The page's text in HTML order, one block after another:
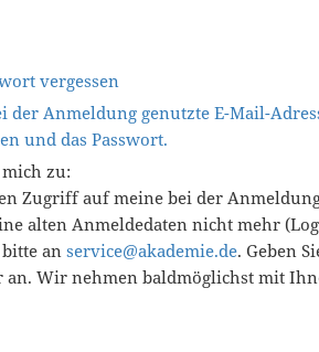
vergessen
der Anmeldung genutzte E-Mail-
und das Passwort.
zu:
Zugriff auf meine bei der
alten Anmeldedaten nicht mehr
an service@akademie.de. Geben
an. Wir nehmen baldmöglichst mit